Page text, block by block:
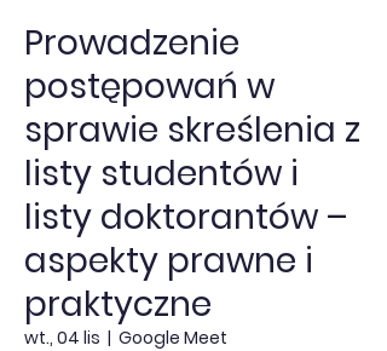
Prowadzenie
postępowań w
sprawie skreślenia z
listy studentów i
listy doktorantów –
aspekty prawne i
praktyczne
wt., 04 lis
  |
Google Meet